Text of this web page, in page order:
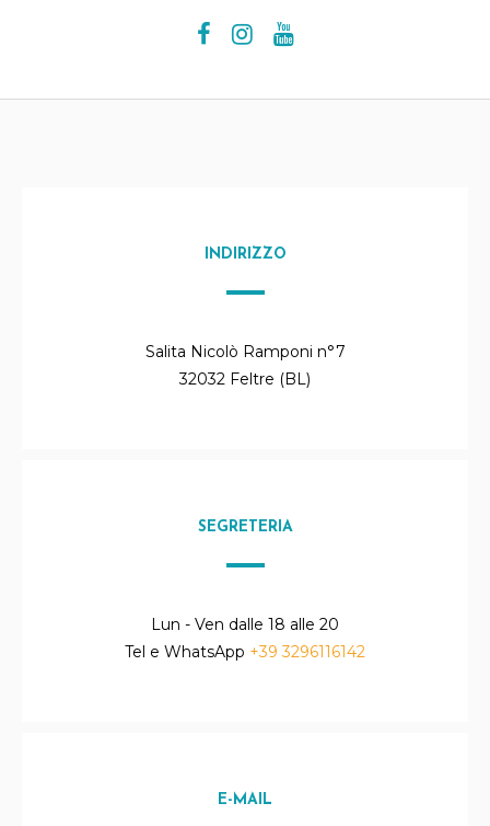
INDIRIZZO
Salita Nicolò Ramponi n°7
32032 Feltre (BL)
SEGRETERIA
Lun - Ven dalle 18 alle 20
Tel e WhatsApp +39 3296116142
E-MAIL